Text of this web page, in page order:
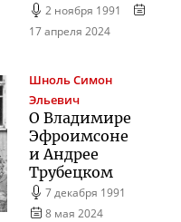
2 ноября 1991
17 апреля 2024
ШнольСимон
Эльевич
О Владимире
Эфроимсоне
и Андрее
Трубецком
7 декабря 1991
8 мая 2024